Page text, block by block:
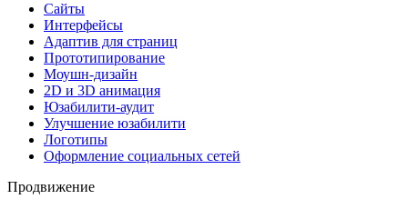
Сайты
Интерфейсы
Адаптив для страниц
Прототипирование
Моушн-дизайн
2D и 3D анимация
Юзабилити-аудит
Улучшение юзабилити
Логотипы
Оформление социальных сетей
Продвижение